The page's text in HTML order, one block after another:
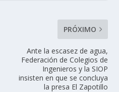
PRÓXIMO
Ante la escasez de agua,
Federación de Colegios de
Ingenieros y la SIOP
insisten en que se concluya
la presa El Zapotillo